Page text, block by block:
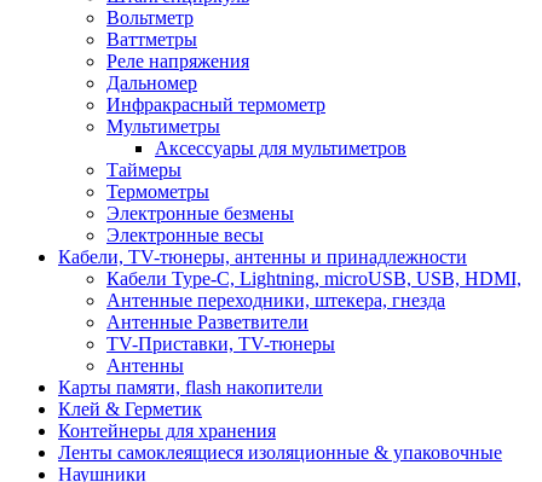
Вольтметр
Ваттметры
Реле напряжения
Дальномер
Инфракрасный термометр
Мультиметры
Аксессуары для мультиметров
Таймеры
Термометры
Электронные безмены
Электронные весы
Кабели, TV-тюнеры, антенны и принадлежности
Кабели Type-C, Lightning, microUSB, USB, HDMI,
Антенные переходники, штекера, гнезда
Антенные Разветвители
TV-Приставки, TV-тюнеры
Антенны
Карты памяти, flash накопители
Клей & Герметик
Контейнеры для хранения
Ленты самоклеящиеся изоляционные & упаковочные
Наушники